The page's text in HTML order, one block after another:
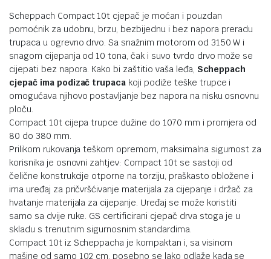
Scheppach Compact 10t cjepač je moćan i pouzdan
pomoćnik za udobnu, brzu, bezbijednu i bez napora preradu
trupaca u ogrevno drvo. Sa snažnim motorom od 3150 W i
snagom cijepanja od 10 tona, čak i suvo tvrdo drvo može se
cijepati bez napora. Kako bi zaštitio vaša leđa, Scheppach
cjepač ima podizač trupaca koji podiže teške trupce i
omogućava njihovo postavljanje bez napora na nisku osnovnu
ploču.
Compact 10t cijepa trupce dužine do 1070 mm i promjera od
80 do 380 mm.
Prilikom rukovanja teškom opremom, maksimalna sigurnost za
korisnika je osnovni zahtjev: Compact 10t se sastoji od
čelične konstrukcije otporne na torziju, praškasto obložene i
ima uređaj za pričvršćivanje materijala za cijepanje i držač za
hvatanje materijala za cijepanje. Uređaj se može koristiti
samo sa dvije ruke. GS certificirani cjepač drva stoga je u
skladu s trenutnim sigurnosnim standardima.
Compact 10t iz Scheppacha je kompaktan i, sa visinom
mašine od samo 102 cm, posebno se lako odlaže kada se